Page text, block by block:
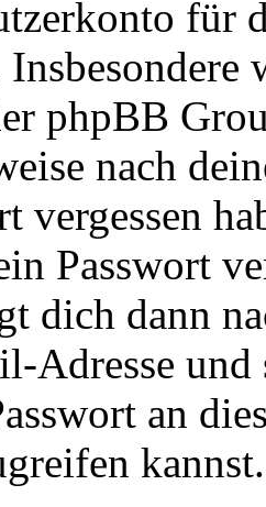
für
phpBB
nach
vergessen
Passwort
dich dann
Adresse und
an
kannst.